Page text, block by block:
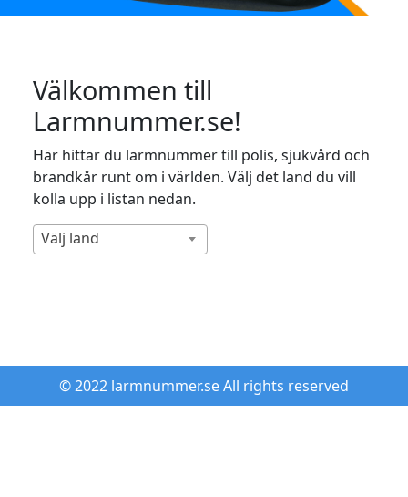
Välkommen till
Larmnummer.se!
Här hittar du larmnummer till polis, sjukvård och
brandkår runt om i världen. Välj det land du vill
kolla upp i listan nedan.
Välj land
© 2022 larmnummer.se All rights reserved